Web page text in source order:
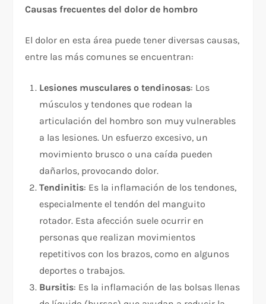
Causas frecuentes del dolor de hombro
El dolor en esta área puede tener diversas causas,
entre las más comunes se encuentran:
Lesiones musculares o tendinosas: Los
músculos y tendones que rodean la
articulación del hombro son muy vulnerables
a las lesiones. Un esfuerzo excesivo, un
movimiento brusco o una caída pueden
dañarlos, provocando dolor.
Tendinitis: Es la inflamación de los tendones,
especialmente el tendón del manguito
rotador. Esta afección suele ocurrir en
personas que realizan movimientos
repetitivos con los brazos, como en algunos
deportes o trabajos.
Bursitis: Es la inflamación de las bolsas llenas